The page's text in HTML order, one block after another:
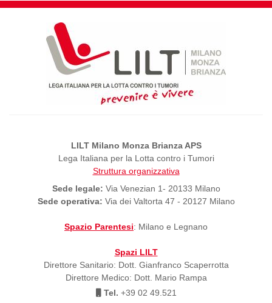
LILT Milano Monza Brianza APS
Lega Italiana per la Lotta contro i Tumori
Struttura organizzativa
Sede legale: Via Venezian 1- 20133 Milano
Sede operativa: Via dei Valtorta 47 - 20127 Milano
Spazio Parentesi: Milano e Legnano
Spazi LILT
Direttore Sanitario: Dott. Gianfranco Scaperrotta
Direttore Medico: Dott. Mario Rampa
Tel. +39 02 49.521